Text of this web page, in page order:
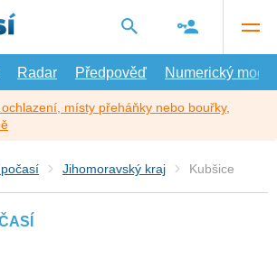
Radar Předpověď Numerický model
místy přeháňky nebo bouřky,
Jihomoravský kraj Kubšice